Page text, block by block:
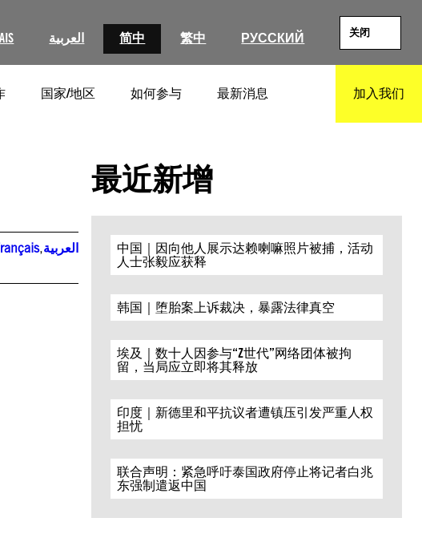
العربية 简中 繁中 РУССКИЙ 关闭
国家/地区 如何参与 最新消息 加入我们
,العربية
最近新增
中国｜因向他人展示达赖喇嘛照片被捕，活动
人士张毅应获释
韩国｜堕胎案上诉裁决，暴露法律真空
埃及｜数十人因参与“Z世代”网络团体被拘
留，当局应立即将其释放
印度｜新德里和平抗议者遭镇压引发严重人权
担忧
联合声明：紧急呼吁泰国政府停止将记者白兆
东强制遣返中国